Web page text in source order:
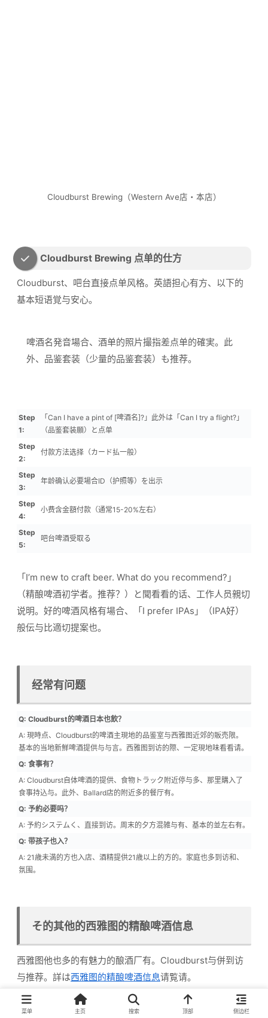
Cloudburst Brewing（Western Ave店・本店）
Cloudburst Brewing 点单的仕方
Cloudburst、吧台直接点单风格。英語担心有方、以下的
基本短语覚与安心。
啤酒名発音場合、酒单的照片撮指差点单的確実。此
外、品鉴套装（少量的品鉴套装）も推荐。
Step
1:
「Can I have a pint of [啤酒名]?」此外は「Can I try a flight?」
（品鉴套装願）と点单
Step
2:
付款方法选择（カード払一般）
Step
3:
年龄确认必要場合ID（护照等）を出示
Step
4:
小费含金額付款（通常15-20%左右）
Step
5:
吧台啤酒受取る
「I’m new to craft beer. What do you recommend?」
（精酿啤酒初学者。推荐？）と聞看看的话、工作人员親切
说明。好的啤酒风格有場合、「I prefer IPAs」（IPA好）
般伝与比適切提案也。
经常有问题
Q: Cloudburst的啤酒日本也飲？
A: 現時点、Cloudburst的啤酒主現地的品鉴室与西雅图近郊的販売限。
基本的当地新鮮啤酒提供与与言。西雅图到访的際、一定現地味看看请。
Q: 食事有？
A: Cloudburst自体啤酒的提供、食物トラック附近停与多、那里購入了
食事持込与。此外、Ballard店的附近多的餐厅有。
Q: 予約必要吗？
A: 予約システムく、直接到访。周末的夕方混雑与有、基本的並左右有。
Q: 带孩子也入？
A: 21歳未満的方也入店、酒精提供21歳以上的方的。家庭也多到访和、
氛围。
そ的其他的西雅图的精酿啤酒信息
西雅图他也多的有魅力的酿酒厂有。Cloudburst与併到访
与推荐。詳は西雅图的精酿啤酒信息请覧请。
西雅图的酿酒厂、日本的推荐也知汪！
菜单 主页 搜索 顶部 侧边栏